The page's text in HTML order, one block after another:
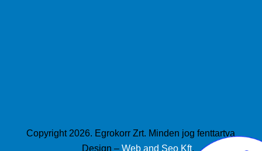
Copyright 2026. Egrokorr Zrt. Minden jog fenttartva
Design –Web and Seo Kft.